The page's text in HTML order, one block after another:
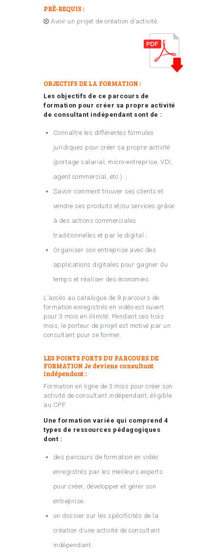
PRÉ-REQUIS :
Avoir un projet de création d’activité.
OBJECTIFS DE LA FORMATION :
Les objectifs de ce parcours de
formation pour créer sa propre activité
de consultant indépendant sont de :
Connaître les différentes formules
juridiques pour créer sa propre activité
(portage salarial, micro-entreprise, VDI,
agent commercial, etc.) ;
Savoir comment trouver ses clients et
vendre ses produits et/ou services grâce
à des actions commerciales
traditionnelles et par le digital ;
Organiser son entreprise avec des
applications digitales pour gagner du
temps et réaliser des économies.
L’accès au catalogue de 8 parcours de
formation enregistrés en vidéo est ouvert
pour 3 mois en illimité. Pendant ces trois
mois, le porteur de projet est motivé par un
consultant pour se former.
LES POINTS FORTS DU PARCOURS DE
FORMATION Je deviens consultant
indépendant :
Formation en ligne de 3 mois pour créer son
activité de consultant indépendant, éligible
au CPF.
Une formation variée qui comprend 4
types de ressources pédagogiques
dont :
des parcours de formation en vidéo
enregistrés par les meilleurs experts
pour créer, développer et gérer son
entreprise.
un dossier sur les spécificités de la
création d’une activité de consultant
indépendant.